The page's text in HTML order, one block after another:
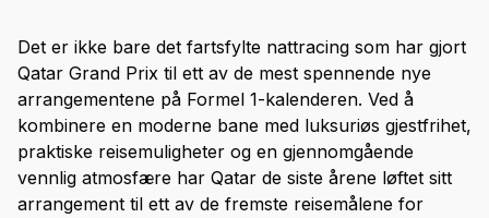
Det er ikke bare det fartsfylte nattracing som har gjort
Qatar Grand Prix til ett av de mest spennende nye
arrangementene på Formel 1-kalenderen. Ved å
kombinere en moderne bane med luksuriøs gjestfrihet,
praktiske reisemuligheter og en gjennomgående
vennlig atmosfære har Qatar de siste årene løftet sitt
arrangement til ett av de fremste reisemålene for